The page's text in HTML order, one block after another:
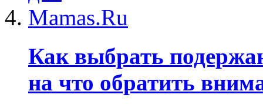
Как выбрать
на что обратить